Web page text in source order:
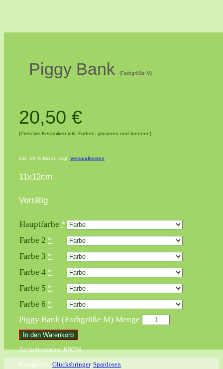
Piggy Bank (Farbgröße M)
20,50 €
(Preis bei Keramiken inkl. Farben, glasieren und brennen)
inkl. 19 % MwSt. zzgl. Versandkosten
11x12cm
Vorrätig
Hauptfarbe *
Farbe 2 *
Farbe 3 *
Farbe 4 *
Farbe 5 *
Farbe 6 *
Piggy Bank (Farbgröße M) Menge
In den Warenkorb
Artikelnummer:K0058
Kategorien: Glücksbringer, Spardosen